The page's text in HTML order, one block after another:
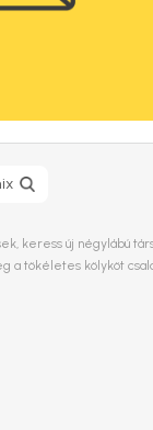
keress új négylábú
a tökéletes kölyköt